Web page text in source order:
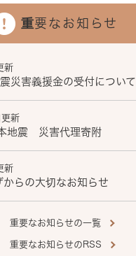
重要なお知らせ
新
災害義援金の受付について
新
地震 災害代理寄附
新
からの大切なお知らせ
重要なお知らせの一覧
重要なお知らせのRSS